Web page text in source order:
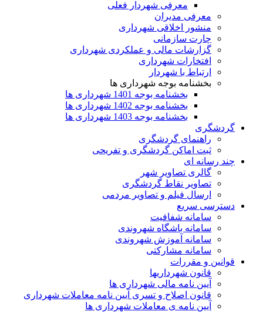
معرفی شهردار فعلی
معرفی مدیران
منشور اخلاقی شهرداری
چارت سازمانی
گزارشات مالی و عملکردی شهرداری
افتخارات شهرداری
ارتباط با شهردار
بخشنامه بوجه شهرداری ها
بخشنامه بوجه 1401 شهرداری ها
بخشنامه بوجه 1402 شهرداری ها
بخشنامه بوجه 1403 شهرداری ها
گردشگری
راهنمای گردشگری
ثبت اماکن گردشگری و تفریحی
چند رسانه ای
گالری تصاویر شهر
تصاویر نقاط گردشگری
ارسال فیلم و تصاویر مردمی
دسترسی سریع
سامانه شفافیت
سامانه باشگاه شهروندی
سامانه آموزش شهروندی
سامانه مشارکتی
قوانین و مقررات
قانون شهرداریها
آیین نامه مالی شهرداری ها
قانون اصلاح و تسری آیین نامه معاملات شهرداری
آیین نامه ی معاملات شهرداری ها